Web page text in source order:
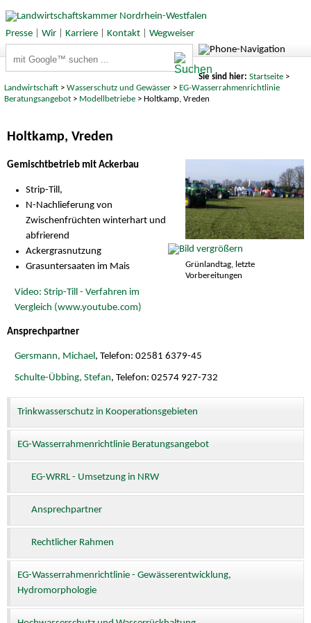
Presse| Wir| Karriere| Kontakt| Wegweiser
Sie sind hier: Startseite>
Landwirtschaft >Wasserschutz und Gewässer > EG-Wasserrahmenrichtlinie
Beratungsangebot > Modellbetriebe > Holtkamp, Vreden
Holtkamp, Vreden
Grünlandtag, letzte
Vorbereitungen
Gemischtbetrieb mit Ackerbau
Strip-Till,
N-Nachlieferung von
Zwischenfrüchten winterhart und
abfrierend
Ackergrasnutzung
Grasuntersaaten im Mais
Video: Strip-Till - Verfahren im
Vergleich (www.youtube.com)
Ansprechpartner
Gersmann, Michael, Telefon: 02581 6379-45
Schulte-Übbing, Stefan, Telefon: 02574 927-732
Trinkwasserschutz in Kooperationsgebieten
EG-Wasserrahmenrichtlinie Beratungsangebot
EG-WRRL - Umsetzung in NRW
Ansprechpartner
Rechtlicher Rahmen
EG-Wasserrahmenrichtlinie - Gewässerentwicklung,
Hydromorphologie